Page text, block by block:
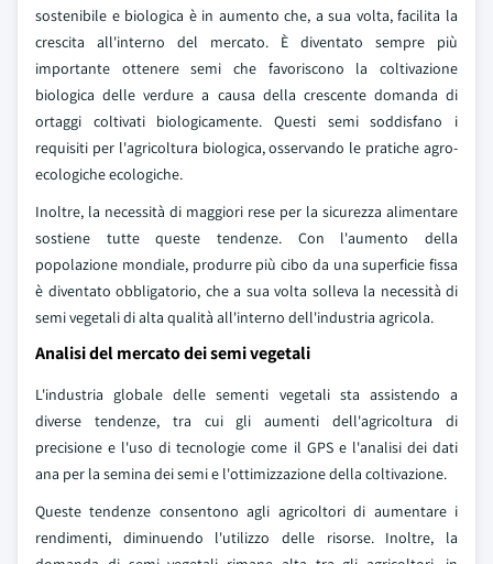
sostenibile e biologica è in aumento che, a sua volta, facilita la
crescita all'interno del mercato. È diventato sempre più
importante ottenere semi che favoriscono la coltivazione
biologica delle verdure a causa della crescente domanda di
ortaggi coltivati biologicamente. Questi semi soddisfano i
requisiti per l'agricoltura biologica, osservando le pratiche agro-
ecologiche ecologiche.
Inoltre, la necessità di maggiori rese per la sicurezza alimentare
sostiene tutte queste tendenze. Con l'aumento della
popolazione mondiale, produrre più cibo da una superficie fissa
è diventato obbligatorio, che a sua volta solleva la necessità di
semi vegetali di alta qualità all'interno dell'industria agricola.
Analisi del mercato dei semi vegetali
L'industria globale delle sementi vegetali sta assistendo a
diverse tendenze, tra cui gli aumenti dell'agricoltura di
precisione e l'uso di tecnologie come il GPS e l'analisi dei dati
ana per la semina dei semi e l'ottimizzazione della coltivazione.
Queste tendenze consentono agli agricoltori di aumentare i
rendimenti, diminuendo l'utilizzo delle risorse. Inoltre, la